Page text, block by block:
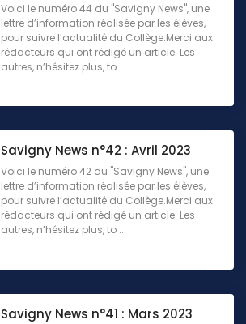
Voici le numéro 44 du "Savigny News", une
lettre d’information réalisée par les élèves,
pour suivre l’actualité du Collège.Merci aux
rédacteurs qui ont rédigé un article. Les
autres, n’hésitez plus, to ...
Savigny News n°42 : Avril 2023
Voici le numéro 42 du "Savigny News", une
lettre d’information réalisée par les élèves,
pour suivre l’actualité du Collège.Merci aux
rédacteurs qui ont rédigé un article. Les
autres, n’hésitez plus, to ...
Savigny News n°41 : Mars 2023